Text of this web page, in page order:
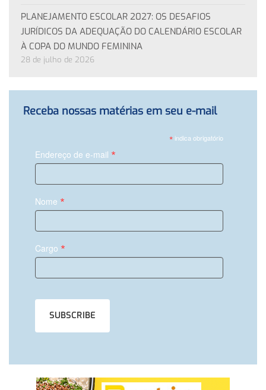
PLANEJAMENTO ESCOLAR 2027: OS DESAFIOS
JURÍDICOS DA ADEQUAÇÃO DO CALENDÁRIO ESCOLAR
À COPA DO MUNDO FEMININA
28 de julho de 2026
Receba nossas matérias em seu e-mail
*indica obrigatório
Endereço de e-mail *
Nome *
Cargo *